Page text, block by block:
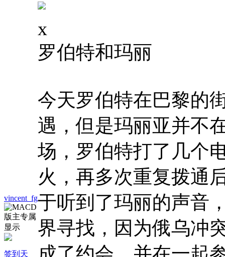
vincent_fg
签到天
x
罗伯特和玛丽
今天罗伯特在巴黎的
遇，但是玛丽亚并不
场，罗伯特打了几个
火，再多次重复拨通
于听到了玛丽的声音
界寻找，因为俄乌冲